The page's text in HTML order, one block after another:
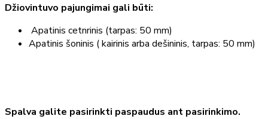
Džiovintuvo pajungimai gali būti:
Apatinis cetnrinis (tarpas: 50 mm)
Apatinis šoninis ( kairinis arba dešininis, tarpas: 50 mm)
Spalva galite pasirinkti paspaudus ant pasirinkimo.